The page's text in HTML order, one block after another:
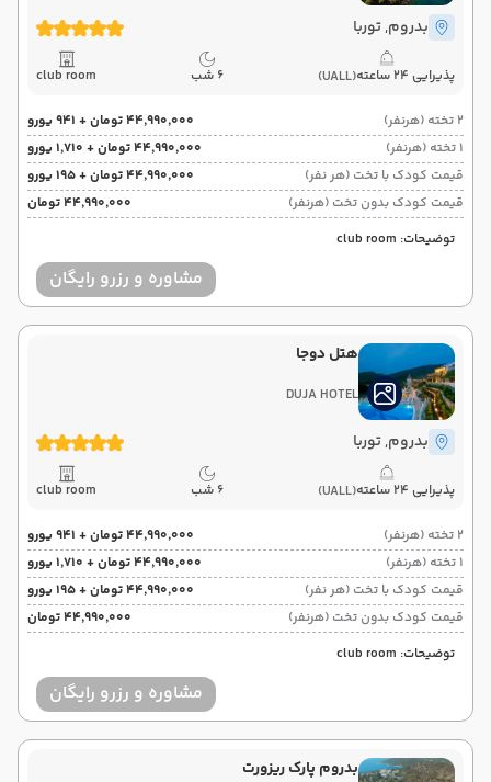
بدروم, توربا
پذیرایی 24 ساعته (UALL) 6 شب club room
2 تخته (هرنفر)
۴۴٬۹۹۰٬۰۰۰ تومان + ۹۴۱ یورو
1 تخته (هرنفر)
۴۴٬۹۹۰٬۰۰۰ تومان + ۱٬۷۱۰ یورو
قیمت کودک با تخت (هر نفر)
۴۴٬۹۹۰٬۰۰۰ تومان + ۱۹۵ یورو
قیمت کودک بدون تخت (هرنفر)
۴۴٬۹۹۰٬۰۰۰ تومان
توضیحات: club room
مشاوره و رزرو رایگان
هتل دوجا
DUJA HOTEL
بدروم, توربا
پذیرایی 24 ساعته (UALL) 6 شب club room
2 تخته (هرنفر)
۴۴٬۹۹۰٬۰۰۰ تومان + ۹۴۱ یورو
1 تخته (هرنفر)
۴۴٬۹۹۰٬۰۰۰ تومان + ۱٬۷۱۰ یورو
قیمت کودک با تخت (هر نفر)
۴۴٬۹۹۰٬۰۰۰ تومان + ۱۹۵ یورو
قیمت کودک بدون تخت (هرنفر)
۴۴٬۹۹۰٬۰۰۰ تومان
توضیحات: club room
مشاوره و رزرو رایگان
بدروم پارک ریزورت